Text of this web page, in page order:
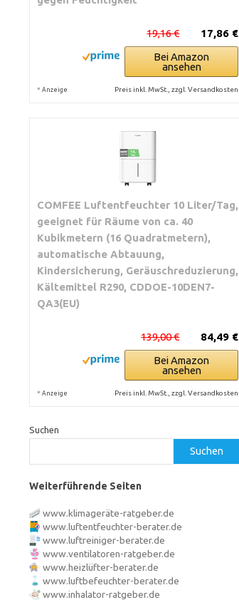
17,86 €
19,16 €
Bei Amazon
ansehen
* Anzeige Preis inkl. MwSt., zzgl. Versandkosten
COMFEE Luftentfeuchter 10 Liter/Tag,
geeignet für Räume von ca. 40
Kubikmetern (16 Quadratmetern),
automatische Abtauung,
Kindersicherung, Geräuschreduzierung,
Kältemittel R290, CDDOE-10DEN7-
QA3(EU)
84,49 €
139,00 €
Bei Amazon
ansehen
* Anzeige Preis inkl. MwSt., zzgl. Versandkosten
Suchen
Suchen
Weiterführende Seiten
www.klimageräte-ratgeber.de
www.luftentfeuchter-berater.de
www.luftreiniger-berater.de
www.ventilatoren-ratgeber.de
www.heizlüfter-berater.de
www.luftbefeuchter-berater.de
www.inhalator-ratgeber.de